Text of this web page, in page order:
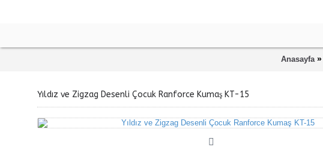
Anasayfa »
Yıldız ve Zigzag Desenli Çocuk Ranforce Kumaş KT-15